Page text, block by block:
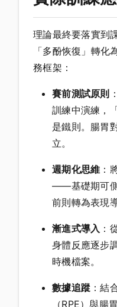
理論最終要落實到
「多酚恢復」轉化
務框架：
賽前測試原則
訓練中演練，
是鐵則。腸胃
立。
週期化思維 ：
——基礎期可側
前則轉為表現
漸進式導入 ：
身體反應逐步
時機檔案。
數據追蹤 ：結
（RPE）與腸